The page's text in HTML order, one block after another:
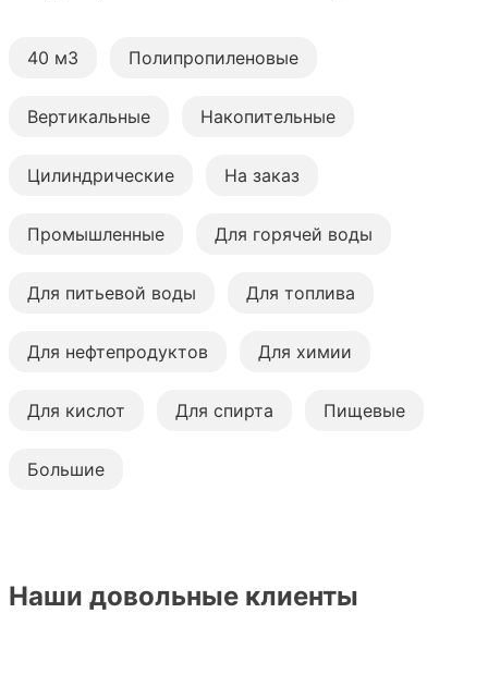
40 м3 Полипропиленовые
Вертикальные Накопительные
Цилиндрические На заказ
Промышленные Для горячей воды
Для питьевой воды Для топлива
Для нефтепродуктов Для химии
Для кислот Для спирта Пищевые
Большие
Наши довольные клиенты